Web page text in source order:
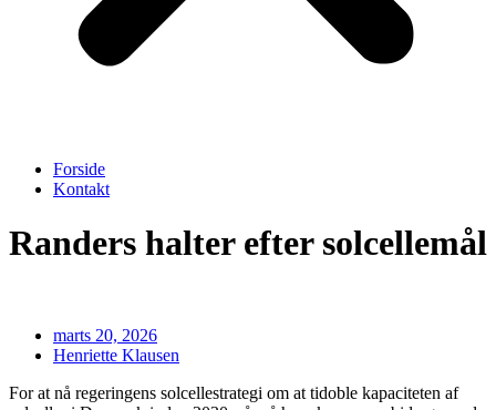
Forside
Kontakt
Randers halter efter solcellemål
marts 20, 2026
Henriette Klausen
For at nå regeringens solcellestrategi om at tidoble kapaciteten af